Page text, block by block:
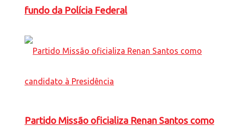
fundo da Polícia Federal
Partido Missão oficializa Renan Santos como